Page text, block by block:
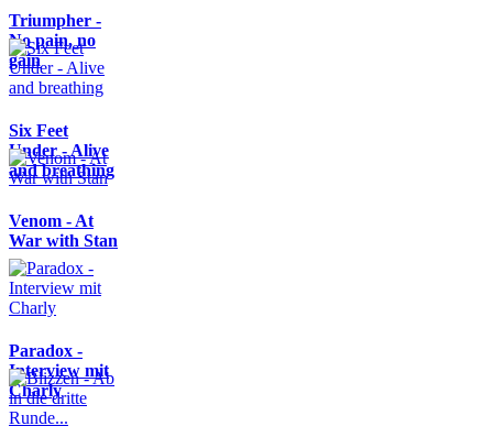
Triumpher -
No pain, no
gain
Six Feet
Under - Alive
and breathing
Venom - At
War with Stan
Paradox -
Interview mit
Charly